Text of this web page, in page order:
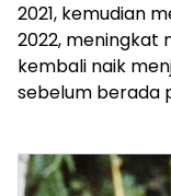
2021, kemudian
2022, meningkat
kembali naik
sebelum berada